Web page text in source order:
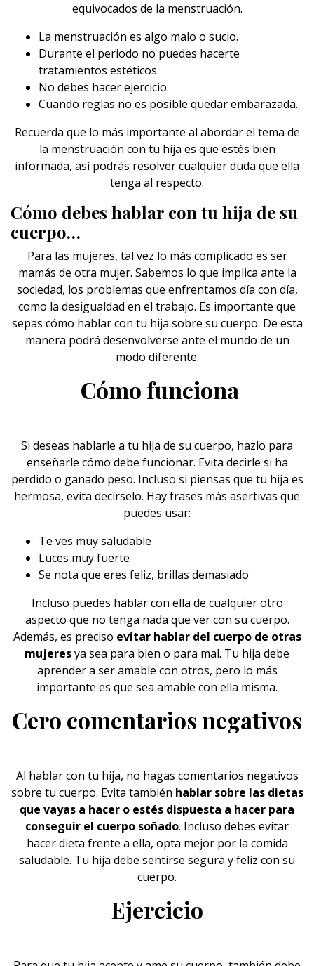
equivocados de la menstruación.
La menstruación es algo malo o sucio.
Durante el periodo no puedes hacerte
tratamientos estéticos.
No debes hacer ejercicio.
Cuando reglas no es posible quedar embarazada.
Recuerda que lo más importante al abordar el tema de
la menstruación con tu hija es que estés bien
informada, así podrás resolver cualquier duda que ella
tenga al respecto.
Cómo debes hablar con tu hija de su
cuerpo…
Para las mujeres, tal vez lo más complicado es ser
mamás de otra mujer. Sabemos lo que implica ante la
sociedad, los problemas que enfrentamos día con día,
como la desigualdad en el trabajo. Es importante que
sepas cómo hablar con tu hija sobre su cuerpo. De esta
manera podrá desenvolverse ante el mundo de un
modo diferente.
Cómo funciona
Si deseas hablarle a tu hija de su cuerpo, hazlo para
enseñarle cómo debe funcionar. Evita decirle si ha
perdido o ganado peso. Incluso si piensas que tu hija es
hermosa, evita decírselo. Hay frases más asertivas que
puedes usar:
Te ves muy saludable
Luces muy fuerte
Se nota que eres feliz, brillas demasiado
Incluso puedes hablar con ella de cualquier otro
aspecto que no tenga nada que ver con su cuerpo.
Además, es preciso evitar hablar del cuerpo de otras
mujeresya sea para bien o para mal. Tu hija debe
aprender a ser amable con otros, pero lo más
importante es que sea amable con ella misma.
Cero comentarios negativos
Al hablar con tu hija, no hagas comentarios negativos
sobre tu cuerpo. Evita también hablar sobre las dietas
que vayas a hacer o estés dispuesta a hacer para
conseguir el cuerpo soñado. Incluso debes evitar
hacer dieta frente a ella, opta mejor por la comida
saludable. Tu hija debe sentirse segura y feliz con su
cuerpo.
Ejercicio